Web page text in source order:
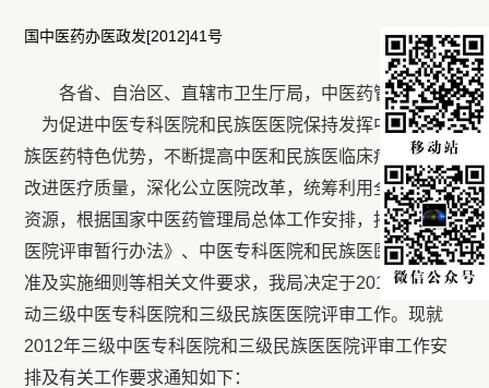
国中医药办医政发[2012]41号
各省、自治区、直辖市卫生厅局，中医药管理局：
为促进中医专科医院和民族医医院保持发挥中医药和民
族医药特色优势，不断提高中医和民族医临床疗效，持续
改进医疗质量，深化公立医院改革，统筹利用全社会医疗
资源，根据国家中医药管理局总体工作安排，按照《中医
医院评审暂行办法》、中医专科医院和民族医医院评审标
准及实施细则等相关文件要求，我局决定于2012年8月启
动三级中医专科医院和三级民族医医院评审工作。现就
2012年三级中医专科医院和三级民族医医院评审工作安
排及有关工作要求通知如下：